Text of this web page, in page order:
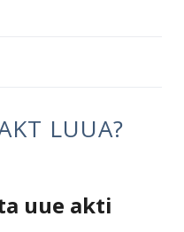
LUUA?
uue akti